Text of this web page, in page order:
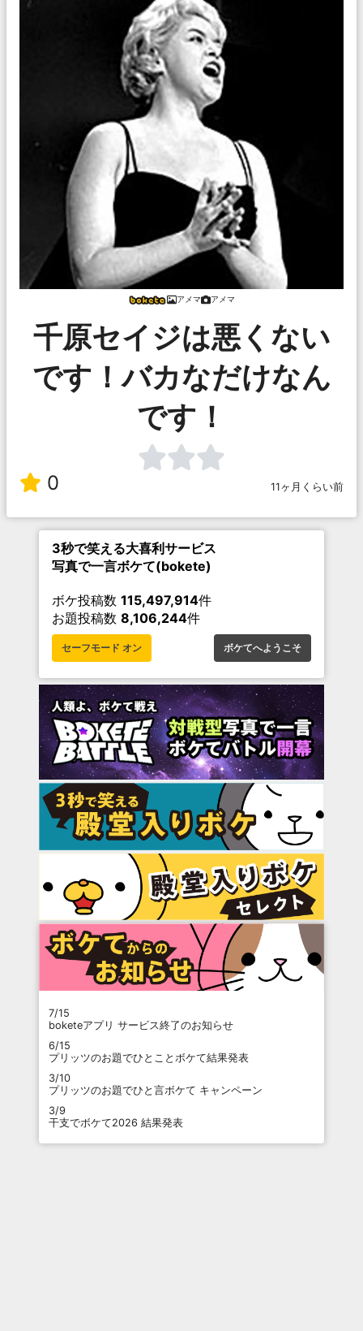
アメマ アメマ
千原セイジは悪くない
です！バカなだけなん
です！
0 11ヶ月くらい前
3秒で笑える大喜利サービス
写真で一言ボケて(bokete)
ボケ投稿数 115,497,914件
お題投稿数 8,106,244件
セーフモード オン ボケてへようこそ
7/15
boketeアプリ サービス終了のお知らせ
6/15
プリッツのお題でひとことボケて結果発表
3/10
プリッツのお題でひと言ボケて キャンペーン
3/9
干支でボケて2026 結果発表